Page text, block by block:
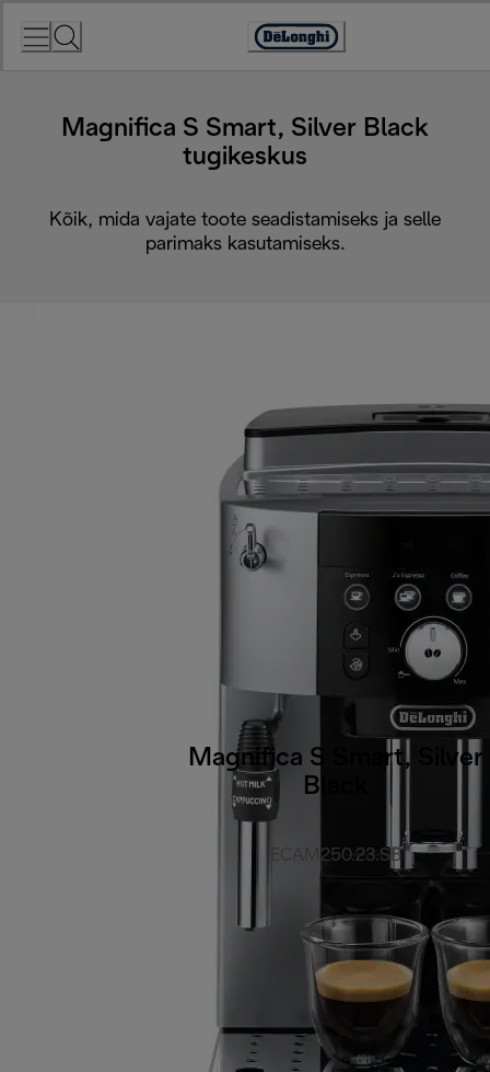
Accessibility
Magnifica S Smart, Silver Black
tugikeskus
Kõik, mida vajate toote seadistamiseks ja selle
parimaks kasutamiseks.
Magnifica S Smart, Silver
Black
ECAM250.23.SB